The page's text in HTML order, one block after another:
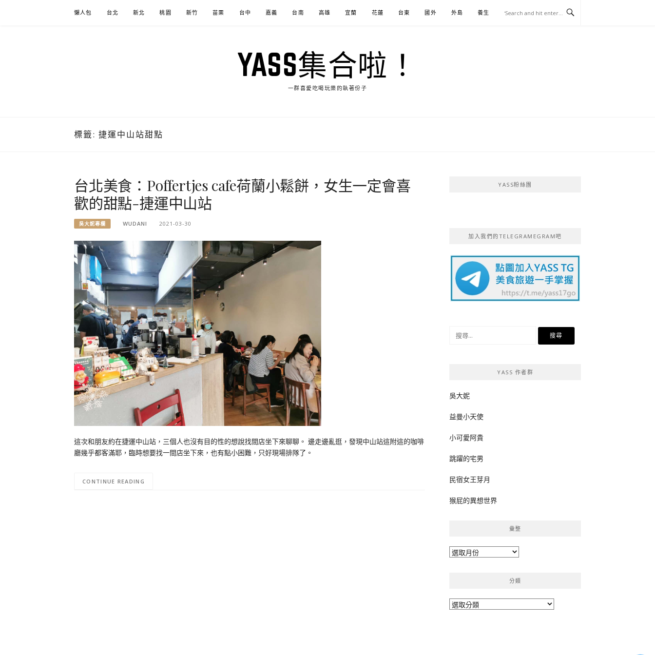
懶人包 台北 新北 桃園 新竹 苗栗 台中 嘉義 台南 高雄 宜蘭 花蓮 台東 國外 外島 養生 伴手禮
YASS集合啦！
一群喜愛吃喝玩樂的執著份子
標籤: 捷運中山站甜點
台北美食：Poffertjes cafe荷蘭小鬆餅，女生一定會喜
歡的甜點-捷運中山站
吳大妮專欄 WUDANI 2021-03-30
這次和朋友約在捷運中山站，三個人也沒有目的性的想說找間店坐下來聊聊。 邊走邊亂逛，發現中山站這附這的咖啡
廳幾乎都客滿耶，臨時想要找一間店坐下來，也有點小困難，只好現場排隊了。
CONTINUE READING
YASS粉絲團
加入我們的TELEGRAMEGRAM吧
YASS 作者群
吳大妮
益曼小天使
小可愛阿貴
跳躍的宅男
民宿女王芽月
猴屁的異想世界
彙整
彙
分類
分